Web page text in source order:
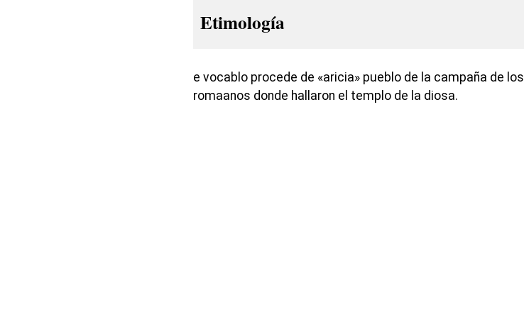
Etimología
e vocablo procede de «aricia» pueblo de la campaña de los
romaanos donde hallaron el templo de la diosa.